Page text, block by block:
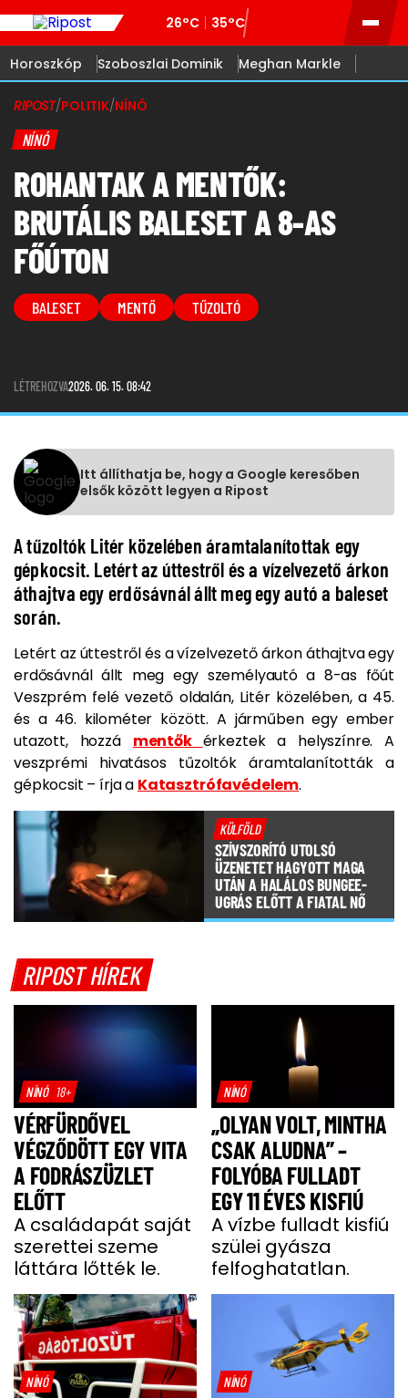
26°C 35°C
Horoszkóp Szoboszlai Dominik Meghan Markle
RIPOST/POLITIK/NÍNÓ
NÍNÓ
ROHANTAK A MENTŐK:
BRUTÁLIS BALESET A 8-AS
FŐÚTON
BALESET MENTŐ TŰZOLTÓ
LÉTREHOZVA2026. 06. 15. 08:42
Itt állíthatja be, hogy a Google keresőben
elsők között legyen a Ripost
A tűzoltók Litér közelében áramtalanítottak egy
gépkocsit. Letért az úttestről és a vízelvezető árkon
áthajtva egy erdősávnál állt meg egy autó a baleset
során.
Letért az úttestről és a vízelvezető árkon áthajtva egy
erdősávnál állt meg egy személyautó a 8-as főút
Veszprém felé vezető oldalán, Litér közelében, a 45.
és a 46. kilométer között. A járműben egy ember
utazott, hozzá mentők érkeztek a helyszínre. A
veszprémi hivatásos tűzoltók áramtalanították a
gépkocsit – írja a Katasztrófavédelem.
KÜLFÖLD
SZÍVSZORÍTÓ UTOLSÓ
ÜZENETET HAGYOTT MAGA
UTÁN A HALÁLOS BUNGEE-
UGRÁS ELŐTT A FIATAL NŐ
RIPOST HÍREK
NÍNÓ 18+
VÉRFÜRDŐVEL
VÉGZŐDÖTT EGY VITA
A FODRÁSZÜZLET
ELŐTT
A családapát saját
szerettei szeme
láttára lőtték le.
NÍNÓ
„OLYAN VOLT, MINTHA
CSAK ALUDNA” –
FOLYÓBA FULLADT
EGY 11 ÉVES KISFIÚ
A vízbe fulladt kisfiú
szülei gyásza
felfoghatatlan.
NÍNÓ NÍNÓ